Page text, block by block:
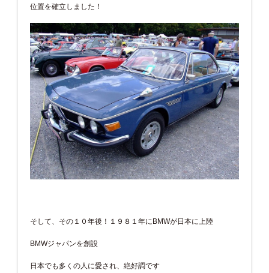
位置を確立しました！
そして、その１０年後！１９８１年にBMWが日本に上陸
BMWジャパンを創設
日本でも多くの人に愛され、絶好調です